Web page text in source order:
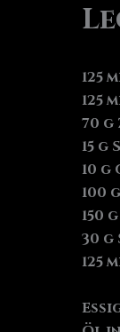
125
125
70
15 g
10
100
150
30 g
125